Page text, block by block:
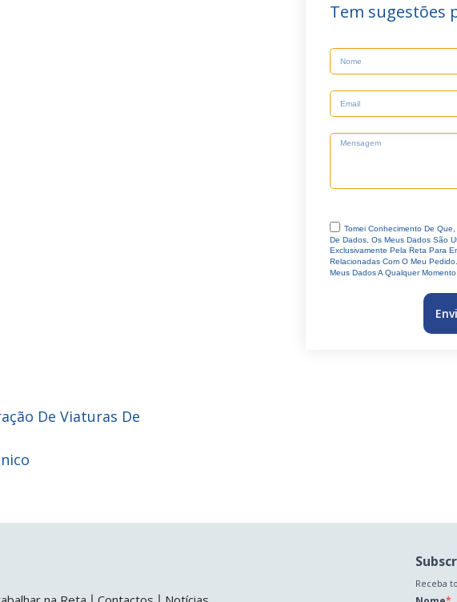
Tem sugestões
Tomei Conhecimento De
De Dados, Os Meus Dados São
Exclusivamente Pela Reta Para
Relacionadas Com O Meu
Meus Dados A Qualquer Momento.
De Viaturas De
Receba